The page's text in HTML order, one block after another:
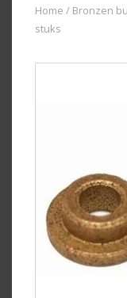
Home / Bronzen
stuks